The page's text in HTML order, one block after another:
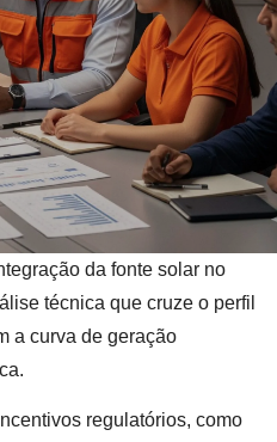
da fonte solar no
técnica que cruze o perfil
a curva de geração
regulatórios, como